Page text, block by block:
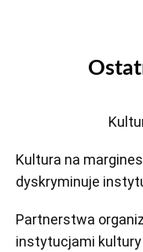
Kultura na
dyskryminuje
Partnerstwa
instytucjami